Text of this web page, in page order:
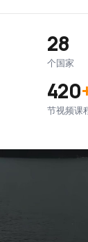
28
个国家
420
节视频课